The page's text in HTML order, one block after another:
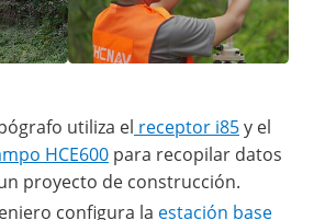
utiliza el receptor i85y el
HCE600 para recopilar datos
proyecto de construcción.
configura la estación base